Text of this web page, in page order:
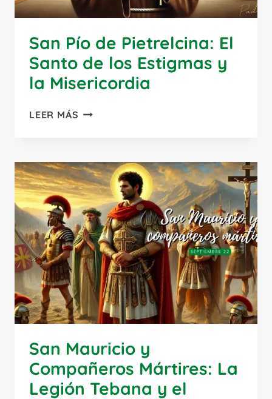
OPRIMIDOS
San Pío de Pietrelcina: El
Santo de los Estigmas y
la Misericordia
LEER MÁS SAN
EL
SANTO
DE
LOS
ESTIGMAS
Y
LA
MISERICORDIA
San Mauricio y
Compañeros Mártires: La
Legión Tebana y el